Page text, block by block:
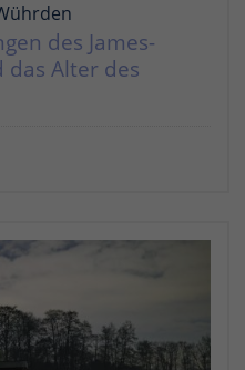
des James-
das Alter des